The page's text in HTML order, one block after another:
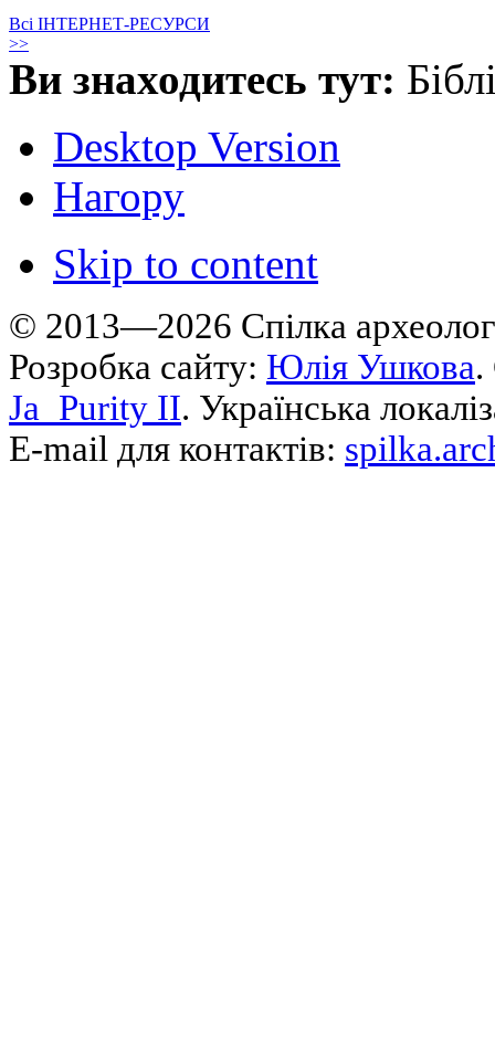
Всі ІНТЕРНЕТ-РЕСУРСИ
>>
Ви знаходитесь тут:
Desktop Version
Нагору
Skip to content
© 2013—2026 Cпілка
Розробка сайту: Юлія Ушкова.
Ja_Purity II. Українська
E-mail для контактів: